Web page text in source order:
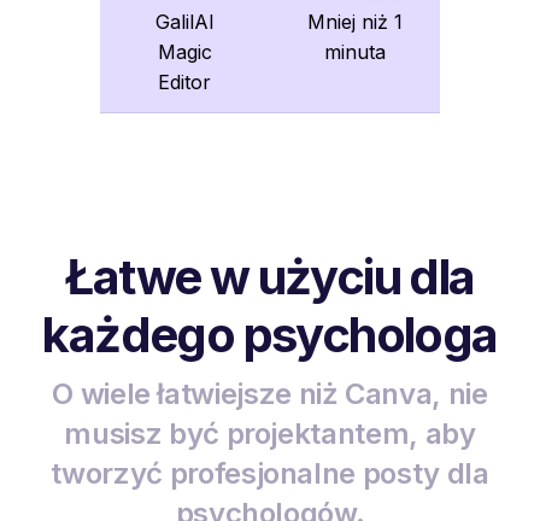
GalilAI
Magic
Editor
Mniej niż 1
minuta
Łatwe w użyciu dla
każdego psychologa
O wiele łatwiejsze niż Canva, nie
musisz być projektantem, aby
tworzyć profesjonalne posty dla
psychologów.